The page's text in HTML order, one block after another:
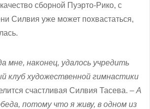
сборной Пуэрто-Рико, с
Силвия уже может похвастаться,
мне, наконец, удалось учредить
клуб художественной гимнастики
счастливая Силвия Тасева. – А
потому что я живу, в одном из